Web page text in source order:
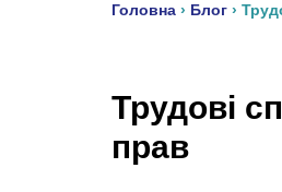
Головна › Блог ›
Трудові
прав